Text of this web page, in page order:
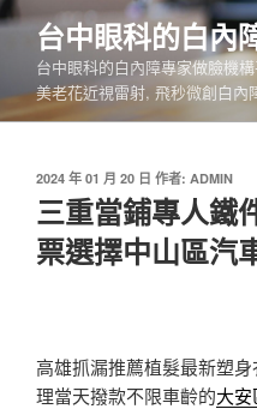
跳
要
內
台中眼科的白內
台中眼科的白內障專家做臉機
美老花近視雷射, 飛秒微創白內
發
佈
於
2024 年 01 月 20 日 作者: ADMIN
三重當鋪專人鐵
票選擇中山區汽
高雄抓漏推薦植髮最新塑
理當天撥款不限車齡的大